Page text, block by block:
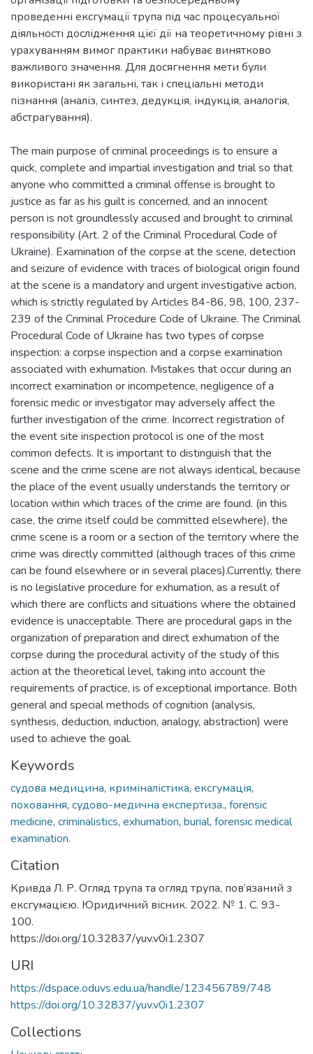
проведенні ексгумації трупа під час процесуальної
діяльності дослідження цієї дії на теоретичному рівні з
урахуванням вимог практики набуває винятково
важливого значення. Для досягнення мети були
використані як загальні, так і спеціальні методи
пізнання (аналіз, синтез, дедукція, індукція, аналогія,
абстрагування).
The main purpose of criminal proceedings is to ensure a
quick, complete and impartial investigation and trial so that
anyone who committed a criminal offense is brought to
justice as far as his guilt is concerned, and an innocent
person is not groundlessly accused and brought to criminal
responsibility (Art. 2 of the Criminal Procedural Code of
Ukraine). Examination of the corpse at the scene, detection
and seizure of evidence with traces of biological origin found
at the scene is a mandatory and urgent investigative action,
which is strictly regulated by Articles 84-86, 98, 100, 237-
239 of the Criminal Procedure Code of Ukraine. The Criminal
Procedural Code of Ukraine has two types of corpse
inspection: a corpse inspection and a corpse examination
associated with exhumation. Mistakes that occur during an
incorrect examination or incompetence, negligence of a
forensic medic or investigator may adversely affect the
further investigation of the crime. Incorrect registration of
the event site inspection protocol is one of the most
common defects. It is important to distinguish that the
scene and the crime scene are not always identical, because
the place of the event usually understands the territory or
location within which traces of the crime are found. (in this
case, the crime itself could be committed elsewhere), the
crime scene is a room or a section of the territory where the
crime was directly committed (although traces of this crime
can be found elsewhere or in several places).Currently, there
is no legislative procedure for exhumation, as a result of
which there are conflicts and situations where the obtained
evidence is unacceptable. There are procedural gaps in the
organization of preparation and direct exhumation of the
corpse during the procedural activity of the study of this
action at the theoretical level, taking into account the
requirements of practice, is of exceptional importance. Both
general and special methods of cognition (analysis,
synthesis, deduction, induction, analogy, abstraction) were
used to achieve the goal.
Keywords
судова медицина, криміналістика, ексгумація,
поховання, судово-медична експертиза., forensic
medicine, criminalistics, exhumation, burial, forensic medical
examination.
Citation
Кривда Л. Р. Огляд трупа та огляд трупа, пов’язаний з
ексгумацією. Юридичний вісник. 2022. № 1. С. 93-
100.
https://doi.org/10.32837/yuv.v0i1.2307
URI
https://dspace.oduvs.edu.ua/handle/123456789/748
https://doi.org/10.32837/yuv.v0i1.2307
Collections